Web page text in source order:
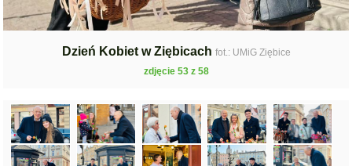
Dzień Kobiet w Ziębicach fot.: UMiG Ziębice
zdjęcie 53 z 58